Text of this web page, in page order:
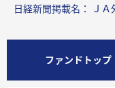
日経新聞掲載名： ＪＡ
ファンドトップ